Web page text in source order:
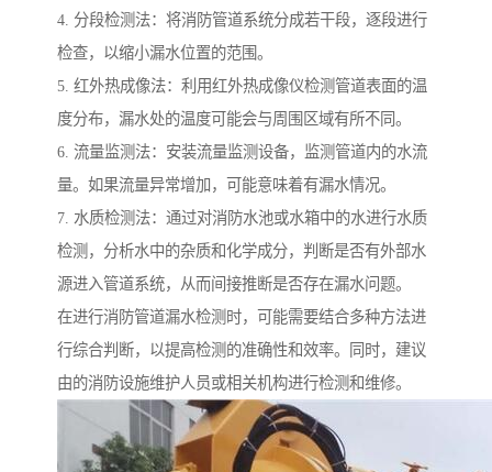
4. 分段检测法：将消防管道系统分成若干段，逐段进行
检查，以缩小漏水位置的范围。
5. 红外热成像法：利用红外热成像仪检测管道表面的温
度分布，漏水处的温度可能会与周围区域有所不同。
6. 流量监测法：安装流量监测设备，监测管道内的水流
量。如果流量异常增加，可能意味着有漏水情况。
7. 水质检测法：通过对消防水池或水箱中的水进行水质
检测，分析水中的杂质和化学成分，判断是否有外部水
源进入管道系统，从而间接推断是否存在漏水问题。
在进行消防管道漏水检测时，可能需要结合多种方法进
行综合判断，以提高检测的准确性和效率。同时，建议
由的消防设施维护人员或相关机构进行检测和维修。